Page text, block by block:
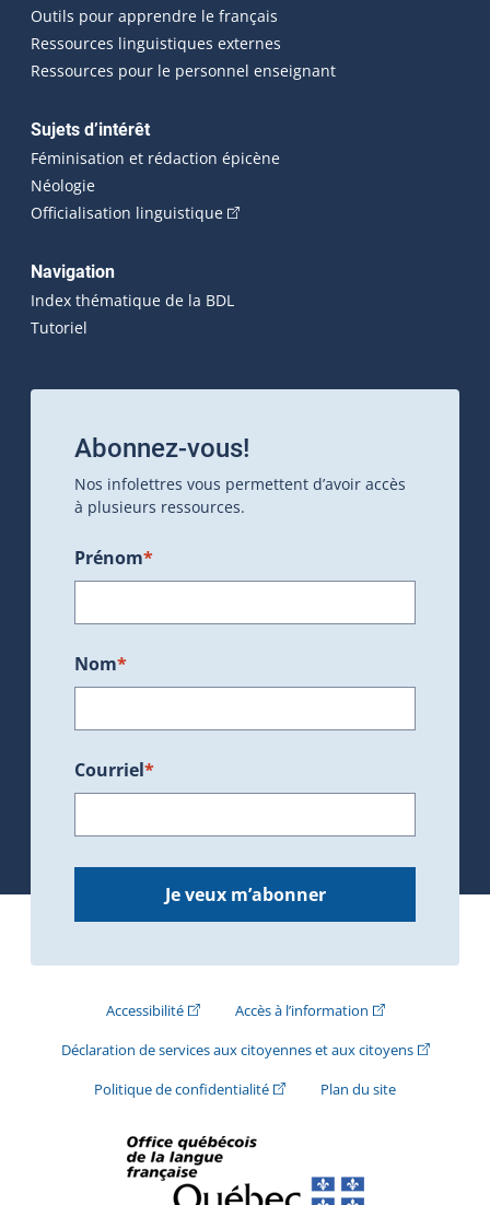
Outils pour apprendre le français
Ressources linguistiques externes
Ressources pour le personnel enseignant
Sujets d’intérêt
Féminisation et rédaction épicène
Néologie
Officialisation linguistique(Cet hyperlien externe s'ouvrira
Navigation
Index thématique de la BDL
Tutoriel
Abonnez-vous!
Nos infolettres vous permettent d’avoir accès
à plusieurs ressources.
Prénom*
Nom*
Courriel*
Je veux m’abonner
Accessibilité(Cet hyperlien externe s'ouvrira dans une
Accès à l’information(Cet hyperlien
Déclaration de services aux citoyennes et aux citoyens(Cet
Politique de confidentialité(Cet hyperlien externe s'ouvrira
Plan du site